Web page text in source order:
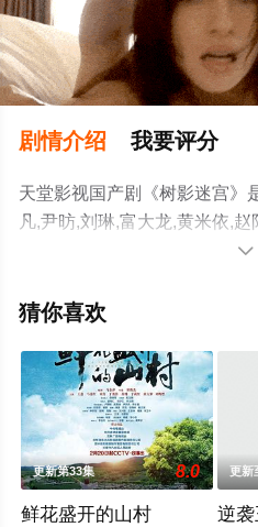
剧情介绍 我要评分
天堂影视国产剧《树影迷宫》
凡,尹昉,刘琳,富大龙,黄米依,
艺禅,白志迪,李丛喜,段博文,林
减完整版电视剧全集就上天堂

猜你喜欢
更新第33集 8.0
鲜花盛开的山村
更新
逆